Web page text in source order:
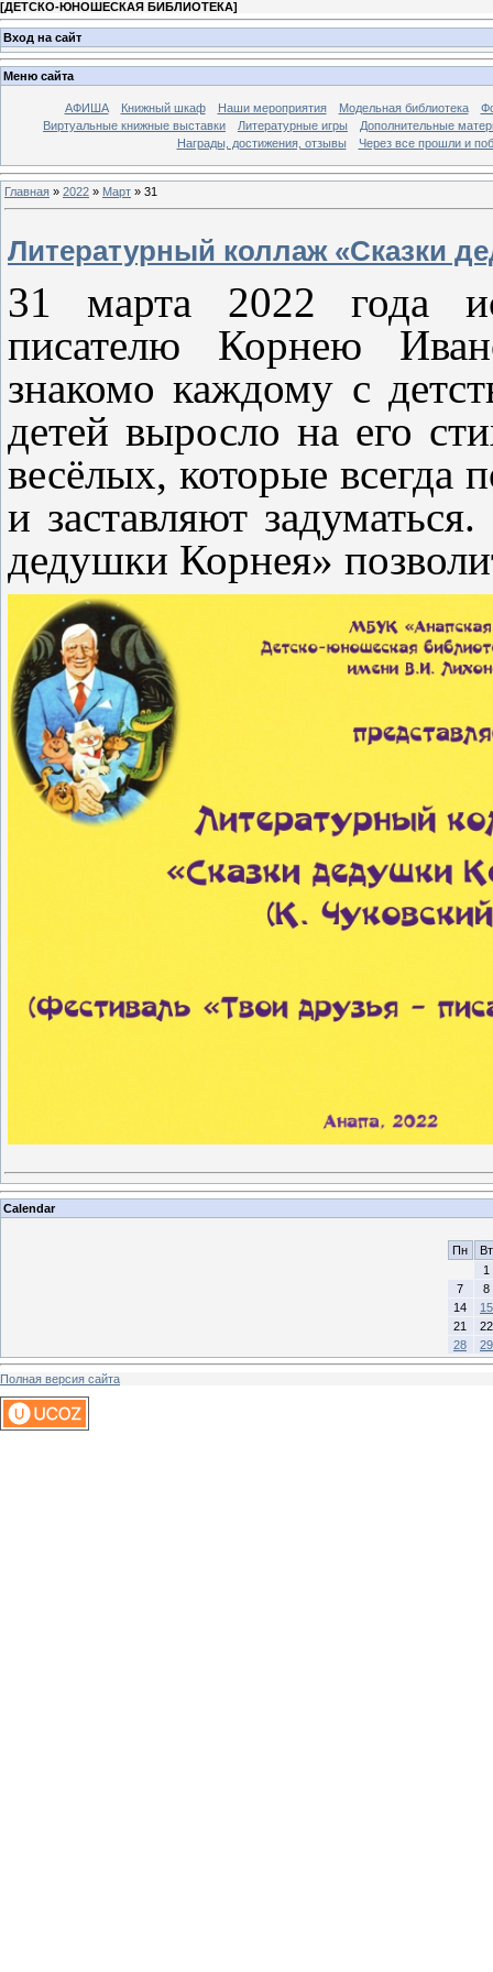
[ДЕТСКО-ЮНОШЕСКАЯ БИБЛИОТЕКА]
Вход на сайт
Меню сайта
АФИША Книжный шкаф Наши мероприятия Модельная библиотека
Виртуальные книжные выставки
Литературные игры
Дополнительные
Награды, достижения, отзывы
Через все прошли и
Главная » 2022 » Март » 31
Литературный коллаж «Сказки
31 марта 2022 года
писателю Корнею
знакомо каждому с
детей выросло на его
весёлых, которые всегда
и заставляют
дедушки Корнея»
Calendar
Пн
Вт
1
7
8
14
15
21
22
28
29
Полная версия сайта